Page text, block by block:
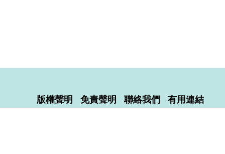
版權聲明 免責聲明 聯絡我們 有用連結